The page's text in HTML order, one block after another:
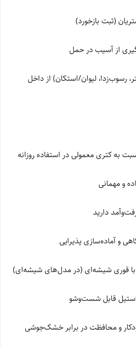
(ثبت بازخورد)
از آسیب در حمل
رسوب‌زدا، لیوان/استکان) از داخل
به کتری معمولی در استفاده روزانه
و مهمانی
دارید
و آماده‌سازی پذیرایی
با قوری شیشه‌ای (در مدل‌های شیشه‌ای)
استیل قابل شست‌وشو
و محافظت در برابر خشک‌جوشی